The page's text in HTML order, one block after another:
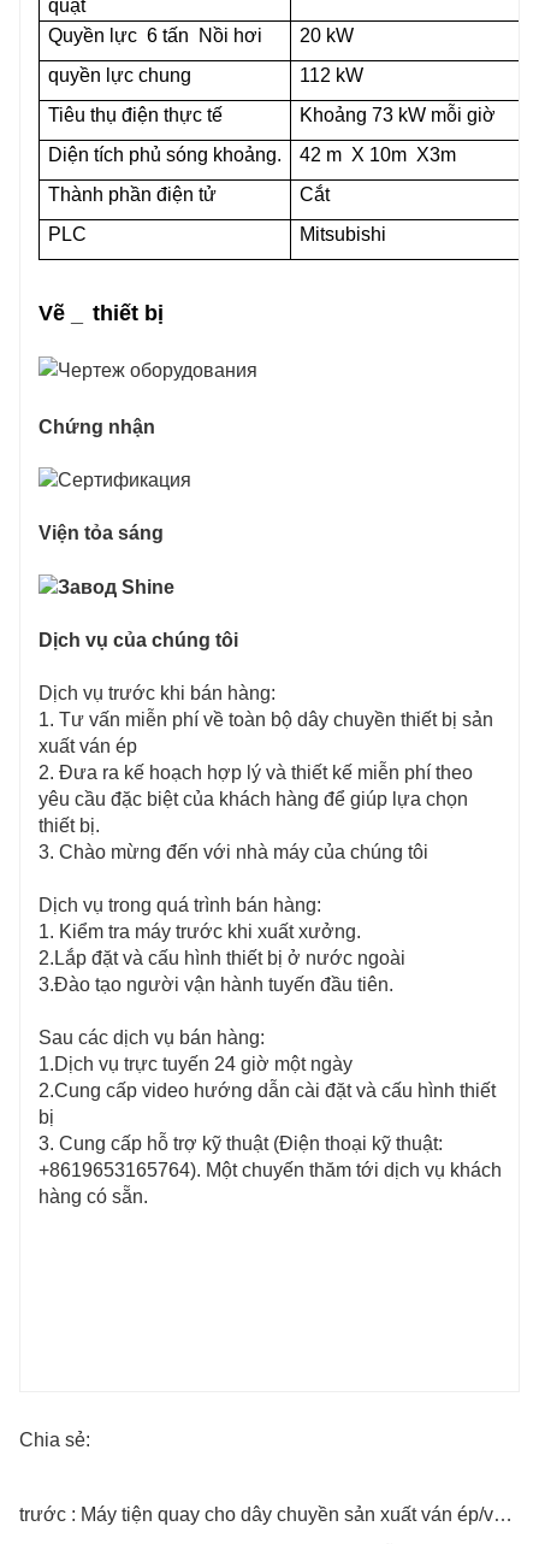
quạt
Quyền lực 6 tấn Nồi hơi
20 kW
quyền lực chung
112 kW
Tiêu thụ điện thực tế
Khoảng 73 kW mỗi giờ
Diện tích phủ sóng khoảng.
42 m X 10m X3m
Thành phần điện tử
Cắt
PLC
Mitsubishi
Vẽ thiết bị
Chứng nhận
Viện tỏa sáng
Dịch vụ của chúng tôi
Dịch vụ trước khi bán hàng:
1. Tư vấn miễn phí về toàn bộ dây chuyền thiết bị sản
xuất ván ép
2. Đưa ra kế hoạch hợp lý và thiết kế miễn phí theo
yêu cầu đặc biệt của khách hàng để giúp lựa chọn
thiết bị.
3. Chào mừng đến với nhà máy của chúng tôi
Dịch vụ trong quá trình bán hàng:
1. Kiểm tra máy trước khi xuất xưởng.
2.Lắp đặt và cấu hình thiết bị ở nước ngoài
3.Đào tạo người vận hành tuyến đầu tiên.
Sau các dịch vụ bán hàng:
1.Dịch vụ trực tuyến 24 giờ một ngày
2.Cung cấp video hướng dẫn cài đặt và cấu hình thiết
bị
3. Cung cấp hỗ trợ kỹ thuật (Điện thoại kỹ thuật:
+8619653165764). Một chuyến thăm tới dịch vụ khách
hàng có sẵn.
Chia sẻ:
trước : Máy tiện quay cho dây chuyền sản xuất ván ép/ván ép